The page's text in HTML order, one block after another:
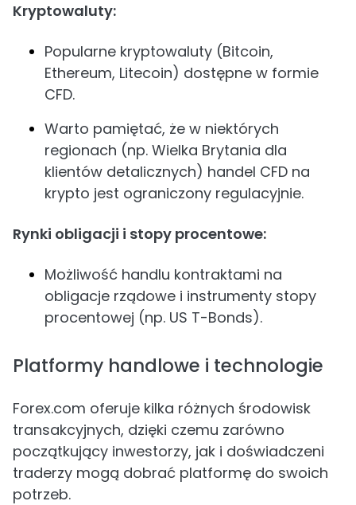
Kryptowaluty:
Popularne kryptowaluty (Bitcoin,
Ethereum, Litecoin) dostępne w formie
CFD.
Warto pamiętać, że w niektórych
regionach (np. Wielka Brytania dla
klientów detalicznych) handel CFD na
krypto jest ograniczony regulacyjnie.
Rynki obligacji i stopy procentowe:
Możliwość handlu kontraktami na
obligacje rządowe i instrumenty stopy
procentowej (np. US T-Bonds).
Platformy handlowe i technologie
Forex.com oferuje kilka różnych środowisk
transakcyjnych, dzięki czemu zarówno
początkujący inwestorzy, jak i doświadczeni
traderzy mogą dobrać platformę do swoich
potrzeb.